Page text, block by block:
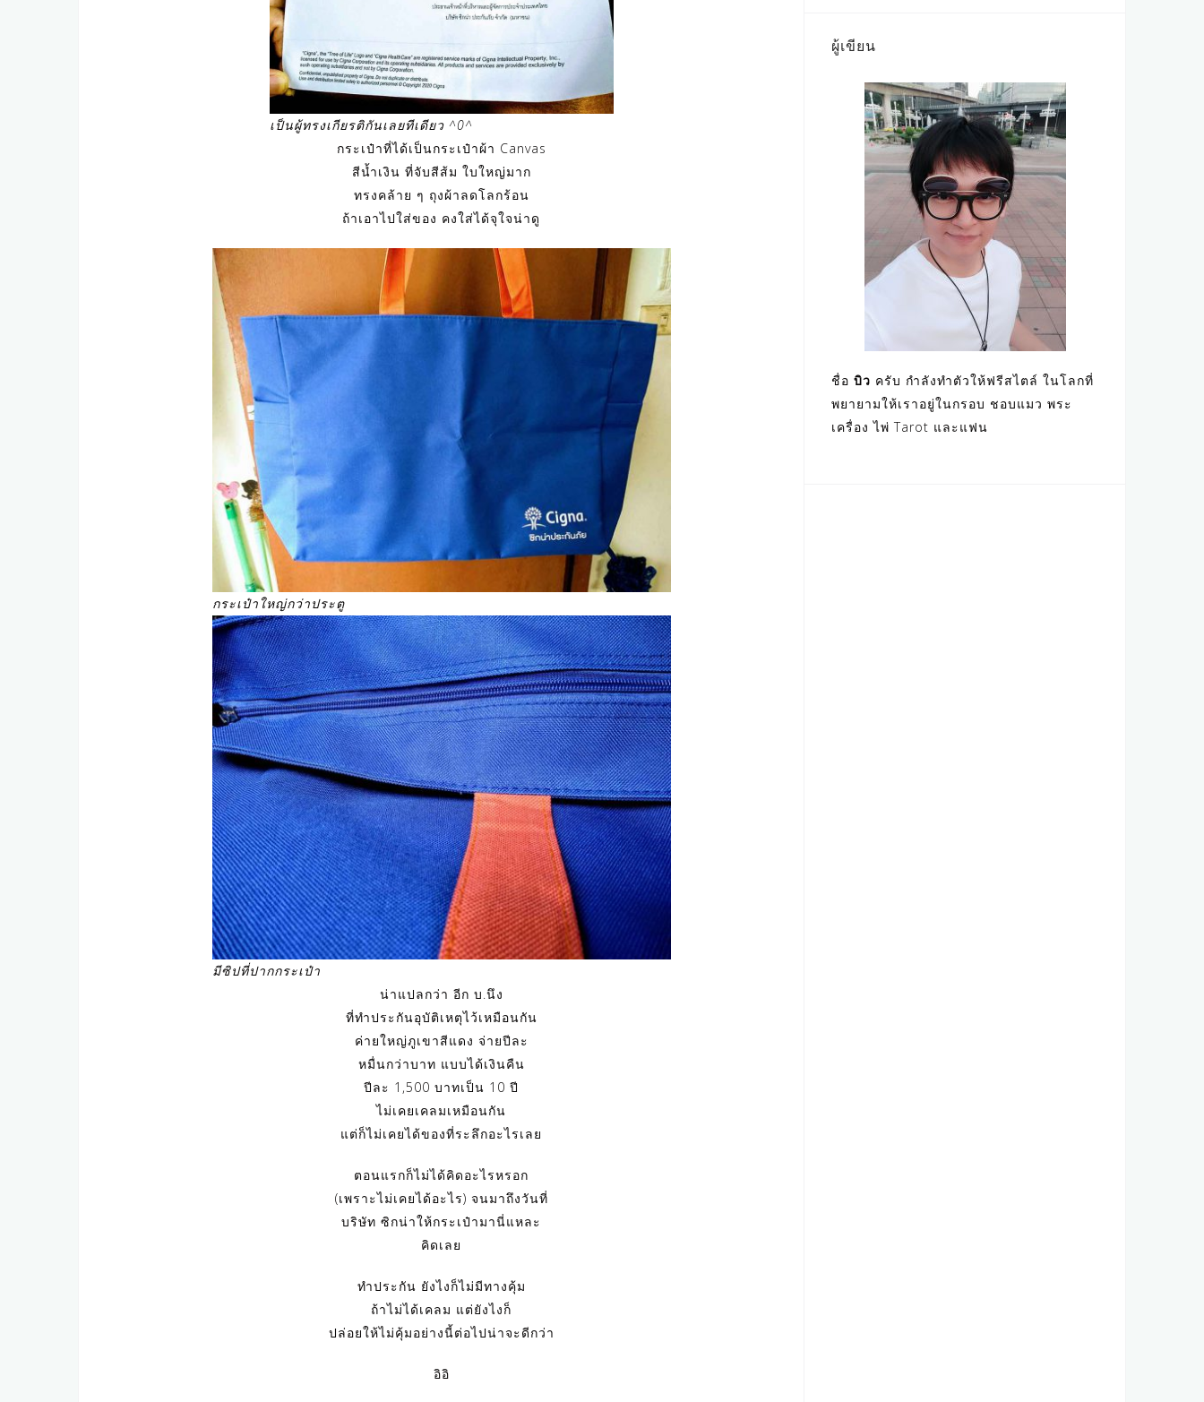
เป็นผู้ทรงเกียรติกันเลยทีเดียว ^0^
กระเป๋าที่ได้เป็นกระเป๋าผ้า Canvas
สีน้ำเงิน ที่จับสีส้ม ใบใหญ่มาก
ทรงคล้าย ๆ ถุงผ้าลดโลกร้อน
ถ้าเอาไปใส่ของ คงใส่ได้จุใจน่าดู
กระเป๋าใหญ่กว่าประตู
มีซิปที่ปากกระเป๋า
น่าแปลกว่า อีก บ.นึง
ที่ทำประกันอุบัติเหตุไว้เหมือนกัน
ค่ายใหญ่ภูเขาสีแดง จ่ายปีละ
หมื่นกว่าบาท แบบได้เงินคืน
ปีละ 1,500 บาทเป็น 10 ปี
ไม่เคยเคลมเหมือนกัน
แต่ก็ไม่เคยได้ของที่ระลึกอะไรเลย
ตอนแรกก็ไม่ได้คิดอะไรหรอก
(เพราะไม่เคยได้อะไร) จนมาถึงวันที่
บริษัท ซิกน่าให้กระเป๋ามานี่แหละ
คิดเลย
ทำประกัน ยังไงก็ไม่มีทางคุ้ม
ถ้าไม่ได้เคลม แต่ยังไงก็
ปล่อยให้ไม่คุ้มอย่างนี้ต่อไปน่าจะดีกว่า
อิอิ
ผู้เขียน
ชื่อ บิว ครับ กำลังทำตัวให้ฟรีสไตล์ ในโลกที่
พยายามให้เราอยู่ในกรอบ ชอบแมว พระ
เครื่อง ไพ่ Tarot และแฟน